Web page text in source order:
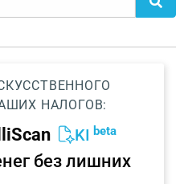
НАЛОГОВ:
KI beta
без лишних